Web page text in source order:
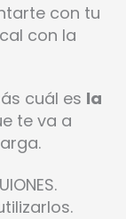
con tu
con la
cuál es la
te va a